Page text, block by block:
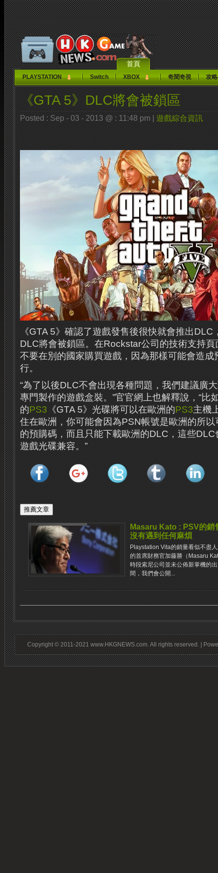
首頁
PLAYSTATION Switch XBOX 奇聞奇視 攻
《GTA 5》DLC將會被鎖區
Posted : Sep - 03 - 2013 @ : 11:48 pm | 遊戲綜合資訊
《GTA 5》確認了遊戲發售後很快就會推出
DLC將會被鎖區。在Rockstar公司的技術支持
不要在別的國家購買遊戲，因為那樣可能會造
行。
“為了以後DLC不會出現各種問題，​​​​我們建議廣
專門製作的遊戲盒裝。”官官網上也解釋說，“比
的PS3 《GTA 5》光碟將可以在歐洲的PS3主機
住在歐洲，你可能會因為PSN帳號是歐洲的所
的預購碼，而且只能下載歐洲的DLC，這些
遊戲光碟兼容。”
Masaru Kato : PSV的銷
沒有遇到任何麻煩
Playstation Vita的銷量看似不盡
的首席財務官加藤勝（Masaru
時段索尼公司並未公佈新掌機的
間，我們會公開...
Copyright © 2011-2021 www.HKGNEWS.com. All rights reserved. |